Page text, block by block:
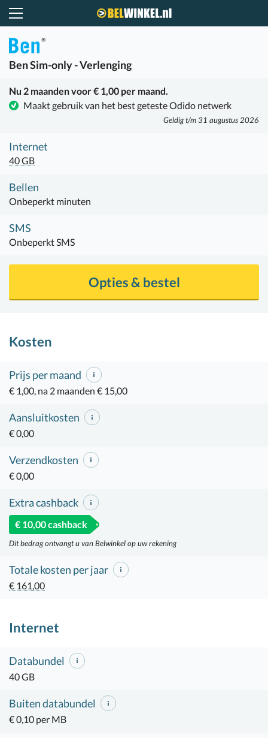
BenSim-only - Verlenging
Nu 2 maanden voor € 1,00 per maand.
Maakt gebruik van het best geteste Odido netwerk
Geldig t/m 31 augustus 2026
Internet
40 GB
Bellen
Onbeperkt minuten
SMS
Onbeperkt SMS
Opties & bestel
Kosten
Prijs per maand
€ 1,00, na 2 maanden € 15,00
Aansluitkosten
€ 0,00
Verzendkosten
€ 0,00
Extra cashback
€ 10,00 cashback
Dit bedrag ontvangt u van Belwinkel op uw rekening
Totale kosten per jaar
€ 161,00
Internet
Databundel
40 GB
Buiten databundel
€ 0,10 per MB